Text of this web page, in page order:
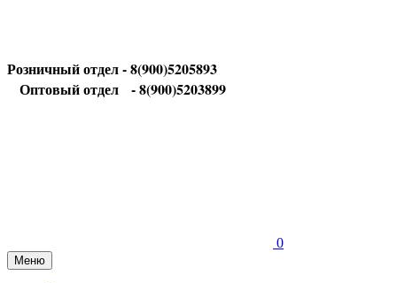
Розничный отдел - 8(900)5205893
Оптовый отдел - 8(900)5203899
0
Меню